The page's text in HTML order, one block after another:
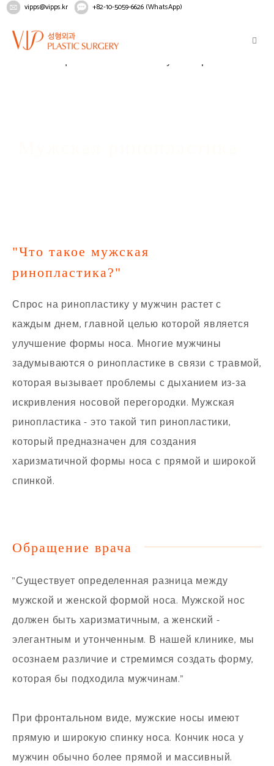
vipps@vipps.kr +82-10-5059-6626 (WhatsApp)
Лицо Мужская ринопластика
"Что такое мужская
ринопластика?"
Спрос на ринопластику у мужчин растет с
каждым днем, главной целью которой является
улучшение формы носа. Многие мужчины
задумываются о ринопластике в связи с травмой,
которая вызывает проблемы с дыханием из-за
искривления носовой перегородки. Мужская
ринопластика - это такой тип ринопластики,
который предназначен для создания
харизматичной формы носа с прямой и широкой
спинкой.
Обращение врача
"Существует определенная разница между
мужской и женской формой носа. Мужской нос
должен быть харизматичным, а женский -
элегантным и утонченным. В нашей клинике, мы
осознаем различие и стремимся создать форму,
которая бы подходила мужчинам."
При фронтальном виде, мужские носы имеют
прямую и широкую спинку носа. Кончик носа у
мужчин обычно более прямой и массивный.